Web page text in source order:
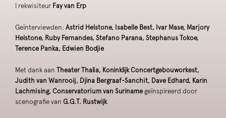
| rekwisiteur Fay van Erp
Geïnterviewden: Astrid Helstone, Isabelle Best, Ivar Mase, Marjory
Helstone, Ruby Fernandes, Stefano Parana, Stephanus Tokoe,
Terence Panka, Edwien Bodjie
Met dank aan Theater Thalia, Koninklijk Concertgebouworkest,
Judith van Wanrooij, Djina Bergraaf-Sanchit, Dave Edhard, Karin
Lachmising, Conservatorium van Suriname geïnspireerd door
scenografie van G.G.T. Rustwijk